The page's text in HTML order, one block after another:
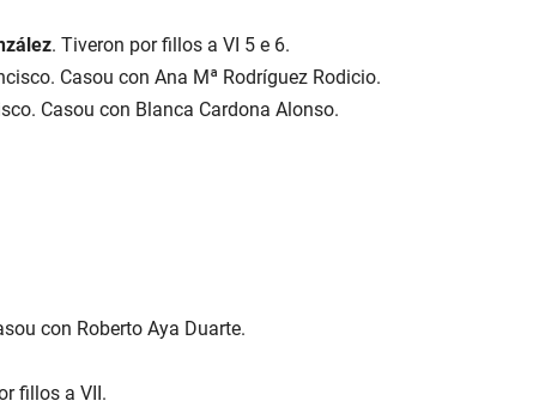
. Tiveron por fillos a VI 5 e 6.
Casou con Ana Mª Rodríguez Rodicio.
Casou con Blanca Cardona Alonso.
con Roberto Aya Duarte.
fillos a VII.